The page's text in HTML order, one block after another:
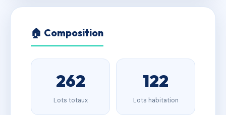
🏠 Composition
262
Lots totaux
122
Lots habitation